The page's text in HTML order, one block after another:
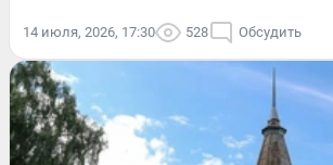
14 июля, 2026, 17:30 528 Обсудить